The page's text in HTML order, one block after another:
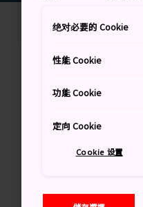
首頁 行程規劃
绝对必要的 Cookie
性能 Cookie
功能 Cookie
定向 Cookie
Cookie 设置